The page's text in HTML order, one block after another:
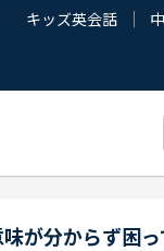
キッズ英会話
が分からず困っ